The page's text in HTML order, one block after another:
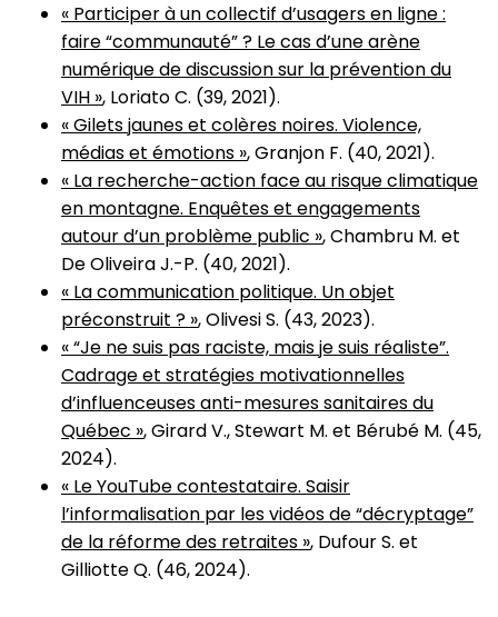
« Participer à un collectif d’usagers en ligne :
faire “communauté” ? Le cas d’une arène
numérique de discussion sur la prévention du
VIH », Loriato C. (39, 2021).
« Gilets jaunes et colères noires. Violence,
médias et émotions », Granjon F. (40, 2021).
« La recherche-action face au risque climatique
en montagne. Enquêtes et engagements
autour d’un problème public », Chambru M. et
De Oliveira J.-P. (40, 2021).
« La communication politique. Un objet
préconstruit ? », Olivesi S. (43, 2023).
« “Je ne suis pas raciste, mais je suis réaliste”.
Cadrage et stratégies motivationnelles
d’influenceuses anti-mesures sanitaires du
Québec », Girard V., Stewart M. et Bérubé M. (45,
2024).
« Le YouTube contestataire. Saisir
l’informalisation par les vidéos de “décryptage”
de la réforme des retraites », Dufour S. et
Gilliotte Q. (46, 2024).